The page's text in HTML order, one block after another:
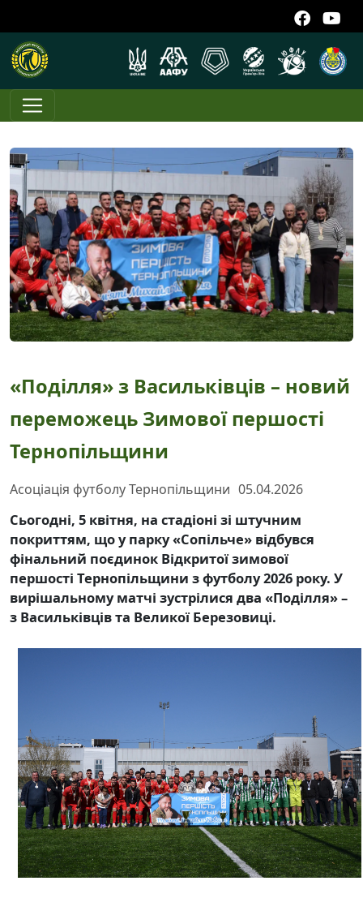
«Поділля» з Васильківців – новий
переможець Зимової першості
Тернопільщини
Асоціація футболу Тернопільщини 05.04.2026
Сьогодні, 5 квітня, на стадіоні зі штучним
покриттям, що у парку «Сопільче» відбувся
фінальний поєдинок Відкритої зимової
першості Тернопільщини з футболу 2026 року. У
вирішальному матчі зустрілися два «Поділля» –
з Васильківців та Великої Березовиці.